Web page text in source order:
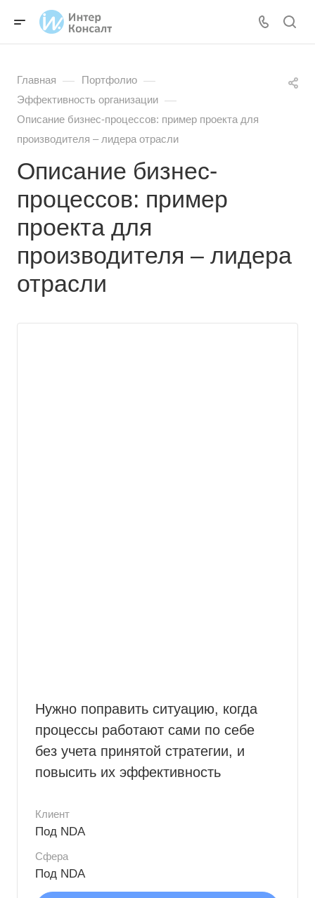
Главная — Портфолио —
Эффективность организации —
Описание бизнес-процессов: пример проекта для
производителя – лидера отрасли
Описание бизнес-
процессов: пример
проекта для
производителя – лидера
отрасли
Нужно поправить ситуацию, когда
процессы работают сами по себе
без учета принятой стратегии, и
повысить их эффективность
Клиент
Под NDA
Сфера
Под NDA